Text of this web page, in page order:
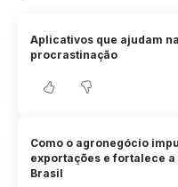
Aplicativos que ajudam
procrastinação
Como o agronegócio
exportações e fortalece
Brasil